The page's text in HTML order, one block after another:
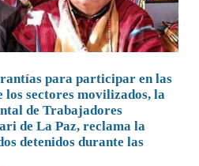
para participar en las
los sectores movilizados, la
de Trabajadores
de La Paz, reclama la
detenidos durante las